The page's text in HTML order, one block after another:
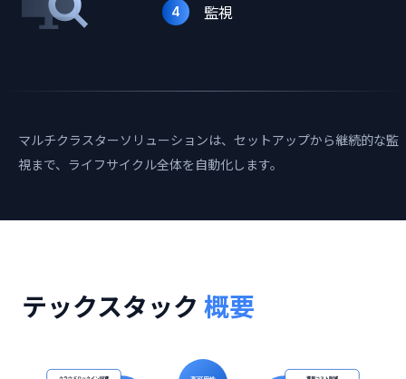
4 監視
マルチクラスターソリューションは、セットアップから継続的な監
視まで、ライフサイクル全体を自動化します。
テックスタック 概要